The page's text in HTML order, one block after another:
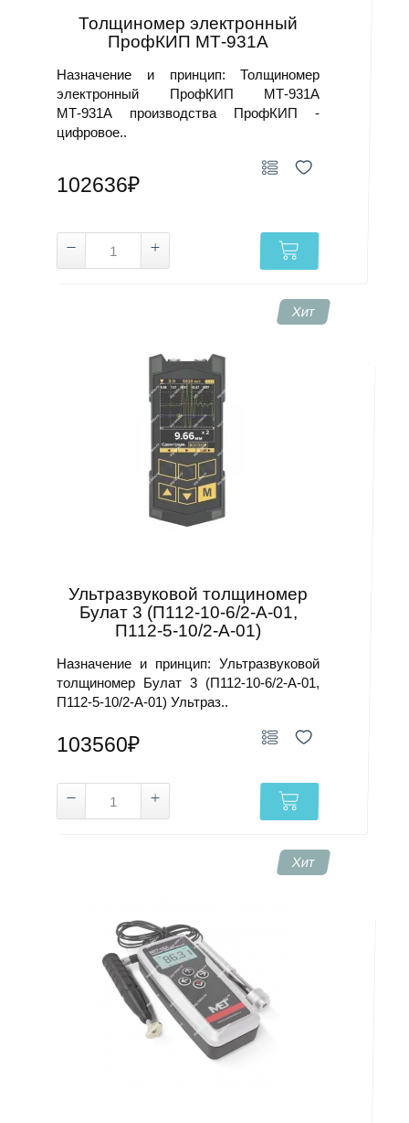
Преимущества использования
приборов НК
Приборы, применяемые для проведения большинства
методов неразрушающего контроля, отличаются:
Компактностью и портативностью, что облегчает
тестирование компонентов на работающем
агрегате или на объекте.
Обеспечивают высокое качество выпускаемой
Предоставляют возможность оценки остаточного
срока полезного использования машин, объектов
Наша компания предоставляет услуги по поставке и
обслуживанию приборов НК. Мы поставляем
оборудование для НК по заводским ценам большому
числу компаний по всей России, предлагая продукцию
от проверенных производителей. Надежность в
эксплуатации является ключевым фактором для
данного оборудования, поэтому каждый прибор имеет
сайте. Заказанный товар доставляется во все регионы
страны.
Толщиномер электронный
ПрофКИП МТ-931А
Назначение и принцип: Толщиномер
электронный ПрофКИП МТ-931А
МТ-931А производства ПрофКИП -
цифровое..
102636₽
Хит
Ультразвуковой толщиномер
Булат 3 (П112-10-6/2-А-01,
П112-5-10/2-А-01)
Назначение и принцип: Ультразвуковой
толщиномер Булат 3 (П112-10-6/2-А-01,
П112-5-10/2-А-01) Ультраз..
103560₽
Хит